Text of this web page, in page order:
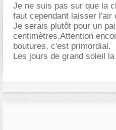
Je ne suis pas sur que la
faut cependant laisser l'air
Je serais plutôt pour un
centimètres.Attention
boutures, c'est primordial.
Les jours de grand soleil